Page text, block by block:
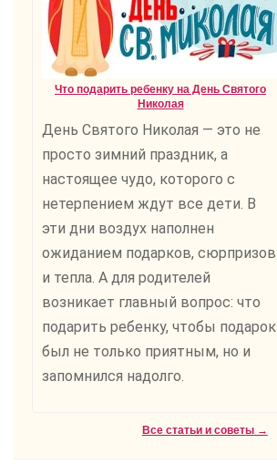
Что подарить ребенку на День Святого
Николая
День Святого Николая — это не
просто зимний праздник, а
настоящее чудо, которого с
нетерпением ждут все дети. В
эти дни воздух наполнен
ожиданием подарков, сюрпризов
и тепла. А для родителей
возникает главный вопрос: что
подарить ребенку, чтобы подарок
был не только приятным, но и
запомнился надолго.
Все статьи и советы →